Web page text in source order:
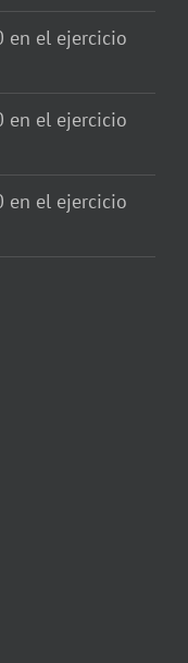
en el ejercicio
en el ejercicio
en el ejercicio